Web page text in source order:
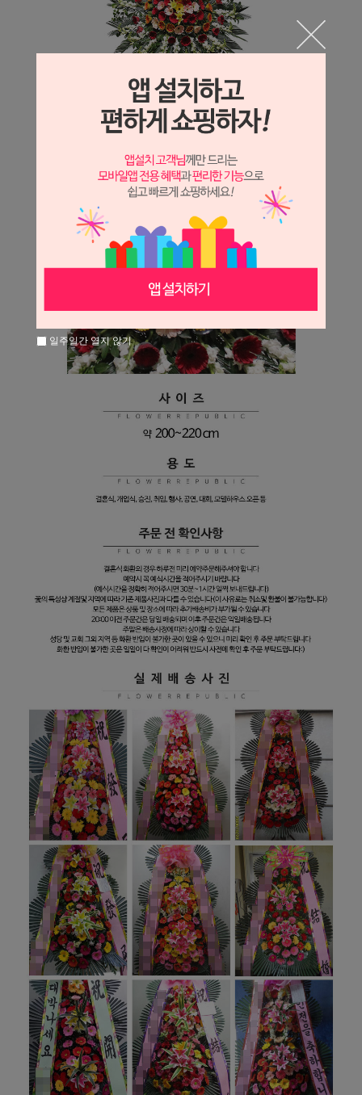
일주일간 열지 않기